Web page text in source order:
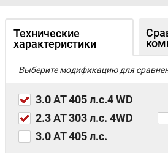
Технические
характеристики
Выберите модификацию для
3.0 AT 405 л.с.4 WD
2.3 AT 303 л.с. 4WD
3.0 AT 405 л.с.